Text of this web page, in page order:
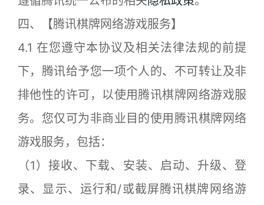
四、【腾讯棋牌网络游戏服务】
4.1 在您遵守本协议及相关法律法规的前提
下，腾讯给予您一项个人的、不可转让及非
排他性的许可，以使用腾讯棋牌网络游戏服
务。您仅可为非商业目的使用腾讯棋牌网络
游戏服务，包括：
（1）接收、下载、安装、启动、升级、登
录、显示、运行和/或截屏腾讯棋牌网络游